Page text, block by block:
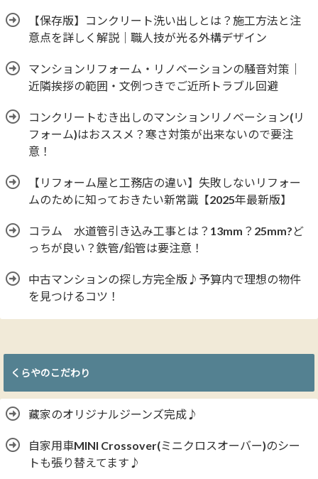
【保存版】コンクリート洗い出しとは？施工方法と注
意点を詳しく解説｜職人技が光る外構デザイン
マンションリフォーム・リノベーションの騒音対策｜
近隣挨拶の範囲・文例つきでご近所トラブル回避
コンクリートむき出しのマンションリノベーション(リ
フォーム)はおススメ？寒さ対策が出来ないので要注
意！
【リフォーム屋と工務店の違い】失敗しないリフォー
ムのために知っておきたい新常識【2025年最新版】
コラム 水道管引き込み工事とは？13mm？25mm?ど
っちが良い？鉄管/鉛管は要注意！
中古マンションの探し方完全版♪予算内で理想の物件
を見つけるコツ！
くらやのこだわり
藏家のオリジナルジーンズ完成♪
自家用車MINI Crossover(ミニクロスオーバー)のシー
トも張り替えてます♪